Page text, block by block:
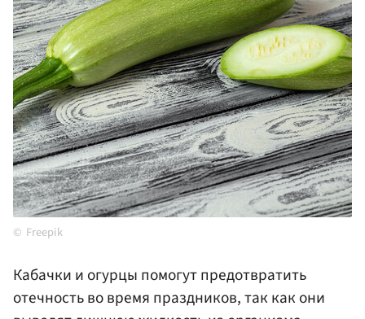
Freepik
Кабачки и огурцы помогут предотвратить
отечность во время праздников, так как они